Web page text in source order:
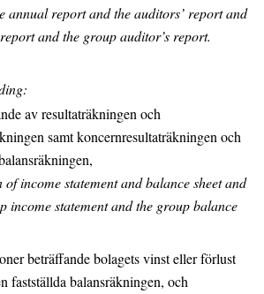
annual report and the auditors’ report and
and the group auditor’s report.
av resultaträkningen och
samt koncernresultaträkningen och
of income statement and balance sheet and
income statement and the group balance
beträffande bolagets vinst eller förlust
fastställda balansräkningen, och